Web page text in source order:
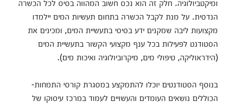
הנדסית. על מנת לקבל הכשרה בתחום תעשיות המים יילמדו
מקצועות ליבה שמקנים ידע בסיסי בתעשיית המים, ומכינים את
הסטודנט לפעילות בכל ענף מקצועי הקשור בתעשיית המים
(הידראוליקה, טיפולי מים, מיקרוביולוגיה ואיכות מים).
בנוסף הסטודנטים יוכלו להתמקצע במסגרת קורסי התמחות-
הכוללים נושאים העומדים והעשויים לעמוד במרכז עיסוקו של